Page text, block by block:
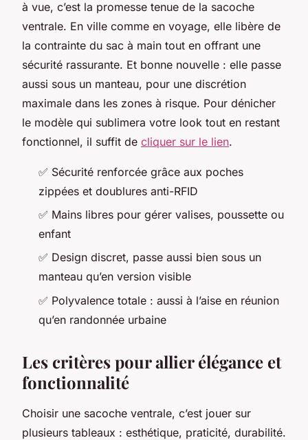
à vue, c’est la promesse tenue de la sacoche
ventrale. En ville comme en voyage, elle libère de
la contrainte du sac à main tout en offrant une
sécurité rassurante. Et bonne nouvelle : elle passe
aussi sous un manteau, pour une discrétion
maximale dans les zones à risque. Pour dénicher
le modèle qui sublimera votre look tout en restant
fonctionnel, il suffit de cliquer sur le lien.
✅ Sécurité renforcée grâce aux poches
zippées et doublures anti-RFID
✅ Mains libres pour gérer valises, poussette ou
enfant
✅ Design discret, passe aussi bien sous un
manteau qu’en version visible
✅ Polyvalence totale : aussi à l’aise en réunion
qu’en randonnée urbaine
Les critères pour allier élégance et
fonctionnalité
Choisir une sacoche ventrale, c’est jouer sur
plusieurs tableaux : esthétique, praticité, durabilité.